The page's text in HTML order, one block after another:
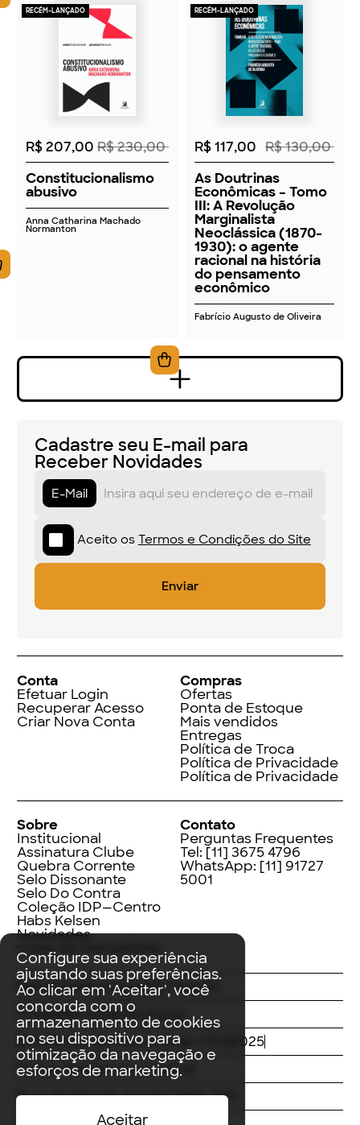
Configure sua experiência
ajustando suas preferências.
Ao clicar em 'Aceitar', você
concorda com o
armazenamento de cookies
no seu dispositivo para
otimização da navegação e
esforços de marketing.
Aceitar
RECÉM-LANÇADO
2026
R$ 207,00 R$ 230,00
Constitucionalismo
abusivo
Anna Catharina Machado
Normanton
RECÉM-LANÇADO
2026
R$ 117,00 R$ 130,00
As Doutrinas
Econômicas – Tomo
III: A Revolução
Marginalista
Neoclássica (1870-
1930): o agente
racional na história
do pensamento
econômico
Fabrício Augusto de Oliveira
Cadastre seu E-mail para
Receber Novidades
E-Mail
Aceito os Termos e Condições do Site
Conta
Efetuar Login
Recuperar Acesso
Criar Nova Conta
Compras
Ofertas
Ponta de Estoque
Mais vendidos
Entregas
Política de Troca
Política de Privacidade
Política de Privacidade
Sobre
Institucional
Assinatura Clube
Quebra Corrente
Selo Dissonante
Selo Do Contra
Coleção IDP—Centro
Habs Kelsen
Novidades
Index de Pensadores
Contato
Perguntas Frequentes
Tel: [11] 3675 4796
WhatsApp: [11] 91727
5001
FacebookInstagramLinkedIn
ThreadsTwitterYoutube
© Editora Contracorrente LTDA
2025
Todos direitos reservados
Rua Vergílio de Araújo Valim, 167